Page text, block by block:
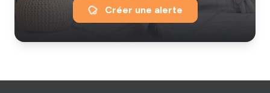
Créer une alerte